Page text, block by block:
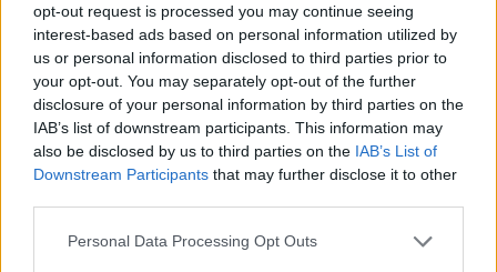
opt-out request is processed you may continue seeing
interest-based ads based on personal information utilized by
us or personal information disclosed to third parties prior to
your opt-out. You may separately opt-out of the further
disclosure of your personal information by third parties on the
IAB’s list of downstream participants. This information may
also be disclosed by us to third parties on the IAB’s List of
Downstream Participants that may further disclose it to other
Personal Data Processing Opt Outs
Alpha Bank: Για πρώτη φορά το Αρχαίο Θέατρο Επιδαύρου άνοιξε τις
πύλες του σε όλους